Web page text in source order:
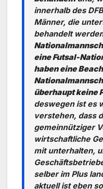
innerhalb des
Männer, die
behandelt
eine Futsal-
haben eine
überhaupt keine
deswegen ist es
verstehen, dass
gemeinnütziger
wirtschaftliche
mit unterhalten,
selber im Plus
aktuell ist eben